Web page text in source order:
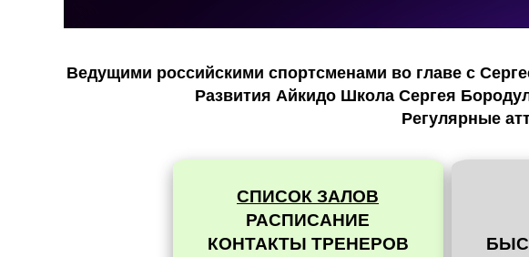
Ведущими российскими спортсменами во главе с
Развития Айкидо Школа Сергея
Регулярные
СПИСОК ЗАЛОВ
РАСПИСАНИЕ
КОНТАКТЫ ТРЕНЕРОВ